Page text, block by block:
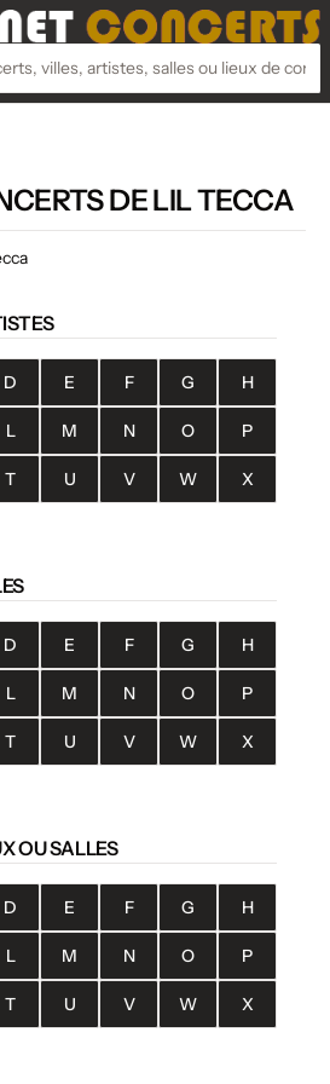
DE LIL TECCA
D E F G H
L M N O P
T U V W X
D E F G H
L M N O P
T U V W X
OU SALLES
D E F G H
L M N O P
T U V W X